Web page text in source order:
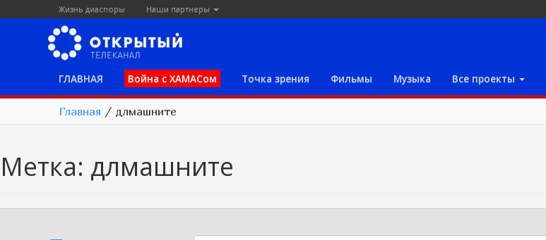
Жизнь диаспоры Наши партнеры
ГЛАВНАЯ Война с ХАМАСом Точка зрения Фильмы Музыка Все проекты
Главная / длмашните
Метка: длмашните